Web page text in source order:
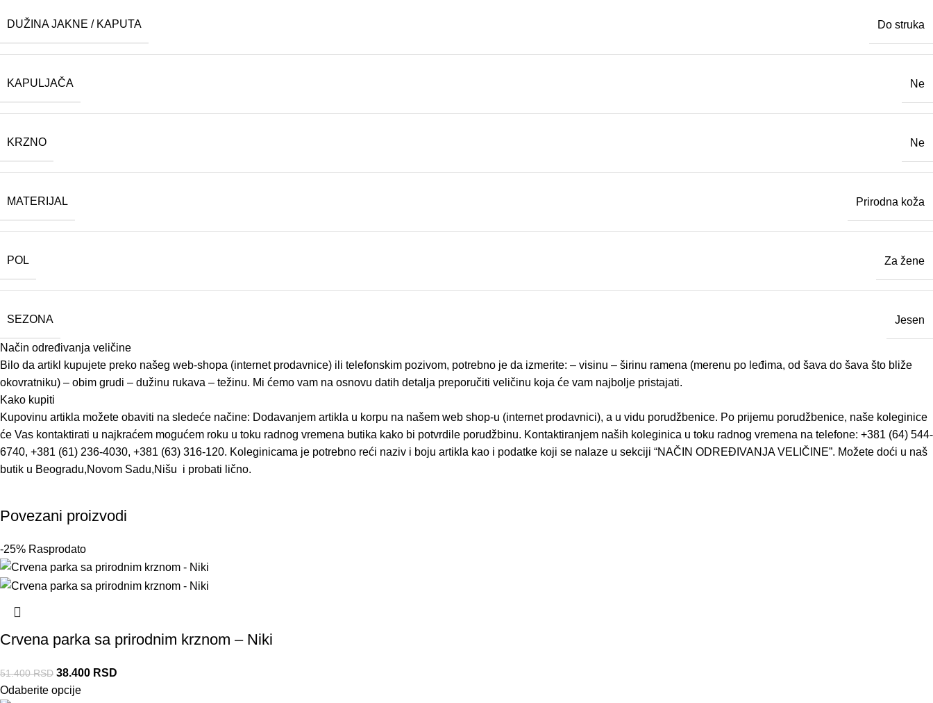
DUŽINA JAKNE / KAPUTA Do struka
KAPULJAČA Ne
KRZNO Ne
MATERIJAL Prirodna koža
POL Za žene
SEZONA Jesen
Način određivanja veličine
Bilo da artikl kupujete preko našeg web-shopa (internet prodavnice) ili telefonskim pozivom, potrebno je da izmerite: – visinu – širinu ramena (merenu po leđima, od šava do šava što bliže
okovratniku) – obim grudi – dužinu rukava – težinu. Mi ćemo vam na osnovu datih detalja preporučiti veličinu koja će vam najbolje pristajati.
Kako kupiti
Kupovinu artikla možete obaviti na sledeće načine: Dodavanjem artikla u korpu na našem web shop-u (internet prodavnici), a u vidu porudžbenice. Po prijemu porudžbenice, naše koleginice
će Vas kontaktirati u najkraćem mogućem roku u toku radnog vremena butika kako bi potvrdile porudžbinu. Kontaktiranjem naših koleginica u toku radnog vremena na telefone: +381 (64) 544-
6740, +381 (61) 236-4030, +381 (63) 316-120. Koleginicama je potrebno reći naziv i boju artikla kao i podatke koji se nalaze u sekciji “NAČIN ODREĐIVANJA VELIČINE”. Možete doći u naš
butik u Beogradu,Novom Sadu,Nišu i probati lično.
Povezani proizvodi
-25% Rasprodato
Crvena parka sa prirodnim krznom – Niki
51.400RSD 38.400 RSD
Odaberite opcije